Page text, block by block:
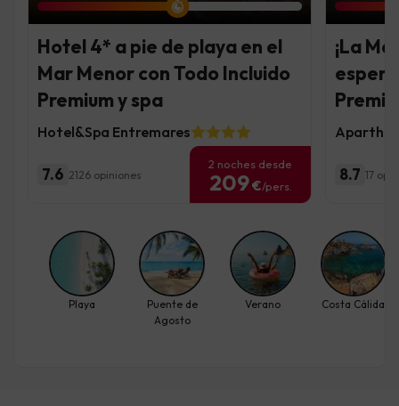
Hotel 4* a pie de playa en el
Mar Menor con Todo Incluido
Premium y spa
Hotel&Spa Entremares
7.6 2126 opiniones
2 noches desde
209€/pers.
¡La
8.7 17
Playa
Puente de
Agosto
Verano Costa Cálida